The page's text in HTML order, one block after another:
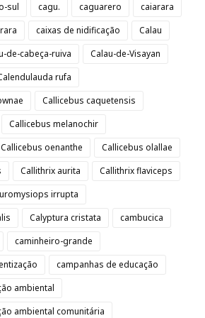
sul
cagu. caguarero
caiarara
caixas de nidificação
Calau
de-cabeça-ruiva
Calau-de-Visayan
rufa
Callicebus caquetensis
Callicebus melanochir
Callicebus oenanthe
Callicebus olallae
Callithrix aurita
Callithrix flaviceps
irrupta
Calyptura cristata
cambucica
caminheiro-grande
campanhas de educação
ambiental
ambiental comunitária